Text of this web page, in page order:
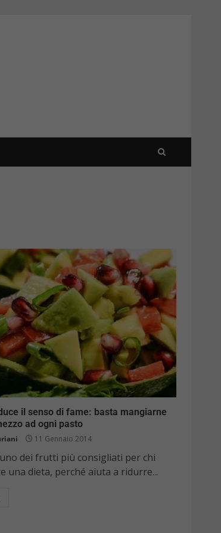
il senso di fame: basta mangiarne
ad ogni pasto
11 Gennaio 2014
uno dei frutti più consigliati per chi
una dieta, perché aiuta a ridurre...